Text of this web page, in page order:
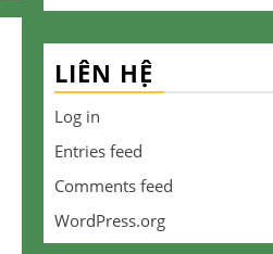
LIÊN HỆ
Log in
Entries feed
Comments feed
WordPress.org